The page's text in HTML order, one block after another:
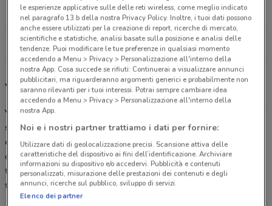
Piazza Linares, 24 Licata
196 m
Tutti i negozi Yamaha
Yamaha, offerte e negozi
Yamahaè una delle più importanti e famose aziende produttrici di
strumenti musicali diffuse in tutto il mondo e promotrici di una
educazione musicale che coinvolge ogni persona voglia coltivare
questa meravigliosapassione che è la musica, dai bambini in
tenera età fino agli adulti più audaci che pensano che non sia mai
troppo tardi per imparare qualcosa.
le esperienze applicative sulle delle reti wireless, come meglio indicato
nel paragrafo 13.b della nostra Privacy Policy. Inoltre, i tuoi dati possono
anche essere utilizzati per la creazione di report, ricerche di mercato,
scientifiche e statistiche, analisi basate sulla posizione e analisi delle
tendenze. Puoi modificare le tue preferenze in qualsiasi momento
accedendo a Menu > Privacy > Personalizzazione all'interno della
nostra App. Cosa succede se rifiuti: Continuerai a visualizzare annunci
pubblicitari, ma riguarderanno argomenti generici e probabilmente non
saranno rilevanti per i tuoi interessi. Potrai sempre cambiare idea
accedendo a Menu > Privacy > Personalizzazione all'interno della
nostra App.
Noi e i nostri partner trattiamo i dati per fornire:
Utilizzare dati di geolocalizzazione precisi. Scansione attiva delle
caratteristiche del dispositivo ai fini dell’identificazione. Archiviare
informazioni su dispositivo e/o accedervi. Pubblicità e contenuti
personalizzati, misurazione delle prestazioni dei contenuti e degli
annunci, ricerche sul pubblico, sviluppo di servizi.
Elenco dei partner